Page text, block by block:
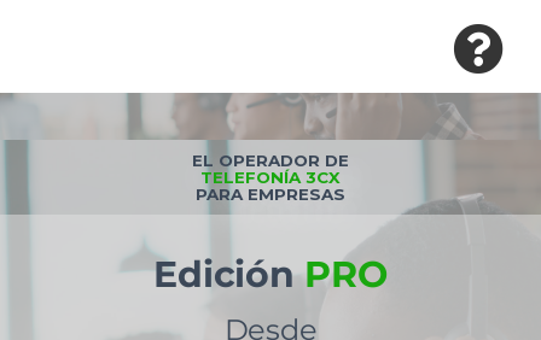
EL OPERADOR DE
TELEFONÍA 3CX
PARA EMPRESAS